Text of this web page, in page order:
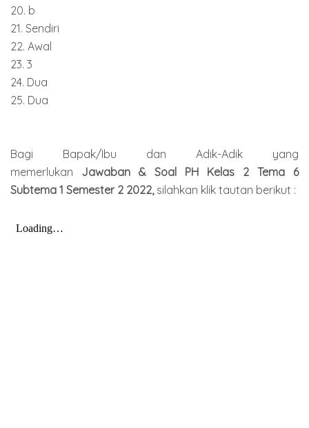
20. b
21. Sendiri
22. Awal
23. 3
24. Dua
25. Dua
Bagi Bapak/Ibu dan Adik-Adik yang
memerlukan Jawaban & Soal PH Kelas 2 Tema 6
Subtema 1 Semester 2 2022, silahkan klik tautan berikut :